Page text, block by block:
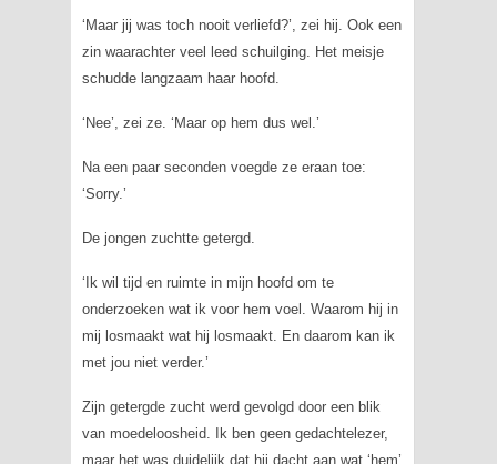
‘Maar jij was toch nooit verliefd?’, zei hij. Ook een
zin waarachter veel leed schuilging. Het meisje
schudde langzaam haar hoofd.
‘Nee’, zei ze. ‘Maar op hem dus wel.’
Na een paar seconden voegde ze eraan toe:
‘Sorry.’
De jongen zuchtte getergd.
‘Ik wil tijd en ruimte in mijn hoofd om te
onderzoeken wat ik voor hem voel. Waarom hij in
mij losmaakt wat hij losmaakt. En daarom kan ik
met jou niet verder.’
Zijn getergde zucht werd gevolgd door een blik
van moedeloosheid. Ik ben geen gedachtelezer,
maar het was duidelijk dat hij dacht aan wat ‘hem’